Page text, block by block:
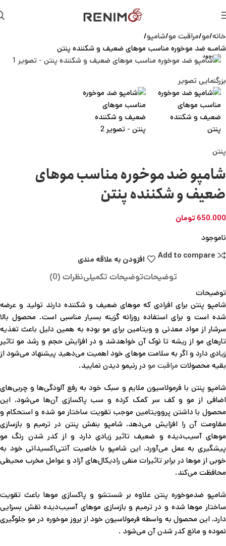
خانه مو مراقبت مو شامپو
شامپو ضد موخوره مناسب موهای ضعیف و شکننده پنتن
ناموجود
بزرگنمایی تصویر
پنتن
شامپو ضد موخوره مناسب موهای
ضعیف و شکننده پنتن
650.000 تومان
ناموجود
Add to compare
افزودن به علاقه مندی
توضیحاتتوضیحات تکمیلینظرات (0)
توضیحات
شامپو پنتن برای افرادی که موهای ضعیف و شکننده دارند تولید و عرضه
شده‌ است و برای استفاده روزانه گزینه بسیار مناسبی است. محصول بالا
سرشار از مواد معدنی و ویتامین برای مو بوده به همین دلیل باعث تغذیه
تارهای مو از ریشه تا نوک آن خواهد‌شد و در افزایش حجم و رشد مو تاثیر
زیادی دارد و اگر به سلامت موهای خود اهمیت می‌دهید پیشنهاد می‌شود از
بقیه محصولات مراقبت مو در رنیمو دیدن نمایید.
شامپو پنتن با فرمولاسیون ملایم و سبک خود به رفع آلودگی‌ها و چربی‌های
اضافی از مو و کف سر کمک کرده و سب پاکسازی آن‌ها می‌شود، این
محصول با داشتن پروویتامین موجب تقویت ساختار مو شده و استحکام و
مقاومت آن‌ را افزایش می‌دهد، شامپو بنفش پنتن در ترمیم و بازسازی
موهای آسیب‌دیده و ضعیف تاثیر زیادی دارد و از کدر شدن رنگ مو
پیشگیری به عمل می‌آورد، این شامپو با خاصیت آنتی‌اکسیدانی خود به
خوبی از موها در برابر تاثیرات منفی رادیکال‌های آزاد و عوامل مخرب محیطی
محافظت می‌کند.
شامپو ضدموخوره پنتن علاوه بر شستشو و پاکسازی موها باعث تقویت
ساختار موها شده و در ترمیم و بازسازی موهای آسیب‌دیده نقش بسزایی
دارد، این محصول به واسطه فرمولاسیون خود از بروز موخوره در مو جلوگیری
نموده و مانع کدر شدن آن می‌شود .